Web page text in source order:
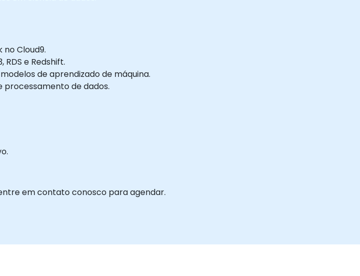
no Cloud9.
e Redshift.
de aprendizado de máquina.
processamento de dados.
em contato conosco para agendar.